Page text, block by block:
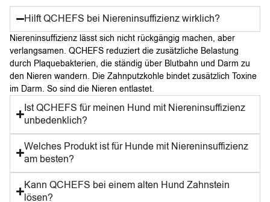
Hilft QCHEFS bei Niereninsuffizienz wirklich?
Niereninsuffizienz lässt sich nicht rückgängig machen, aber
verlangsamen. QCHEFS reduziert die zusätzliche Belastung
durch Plaquebakterien, die ständig über Blutbahn und Darm zu
den Nieren wandern. Die Zahnputzkohle bindet zusätzlich Toxine
im Darm. So sind die Nieren entlastet.
Ist QCHEFS für meinen Hund mit Niereninsuffizienz
unbedenklich?
Welches Produkt ist für Hunde mit Niereninsuffizienz
am besten?
Kann QCHEFS bei einem alten Hund Zahnstein
lösen?